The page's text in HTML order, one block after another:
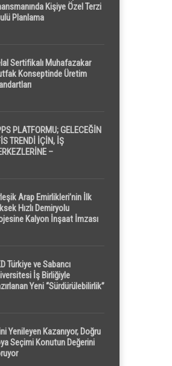
Kişiye Özel Terzi
Planlama
Sertifikalı Muhafazakar
Konseptinde Üretim
PLATFORMU; GELECEĞİN
TRENDİ İÇİN, İŞ
–
Arap Emirlikleri’nin İlk
Hızlı Demiryolu
Kalyon İnşaat İmzası
Türkiye ve Sabancı
İş Birliğiyle
Yeni “Sürdürülebilirlik”
Yenileyen Kazanıyor, Doğru
Seçimi Konutun Değerini